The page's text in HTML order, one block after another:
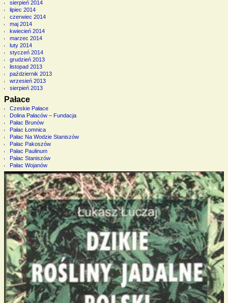
sierpień 2014
lipiec 2014
czerwiec 2014
maj 2014
kwiecień 2014
marzec 2014
luty 2014
styczeń 2014
grudzień 2013
listopad 2013
październik 2013
wrzesień 2013
sierpień 2013
Pałace
Czeskie Pałace
Dolina Pałaców – Fundacja
Pałac Brunów
Pałac Łomnica
Pałac Na Wodzie Staniszów
Pałac Pakoszów
Pałac Paulinum
Pałac Staniszów
Pałac Wojanów